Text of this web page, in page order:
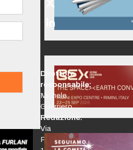
Twitter
(deprecated)
LinkedIn
Direttore
responsabile:
Michele
Guerriero
Redazione:
Via
Po,